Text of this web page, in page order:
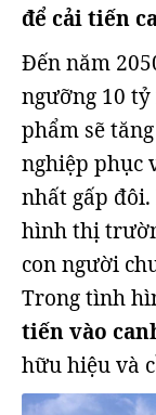
để cải tiến
Đến năm
ngưỡng 10
phẩm sẽ
nghiệp phục
nhất gấp
hình thị
con người
Trong tình
tiến vào
hữu hiệu và